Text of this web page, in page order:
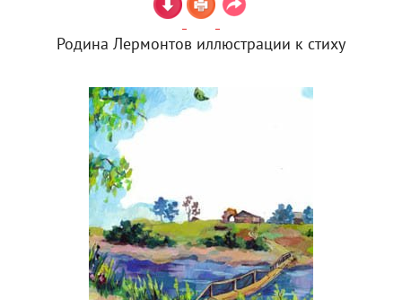
Родина Лермонтов иллюстрации к стиху